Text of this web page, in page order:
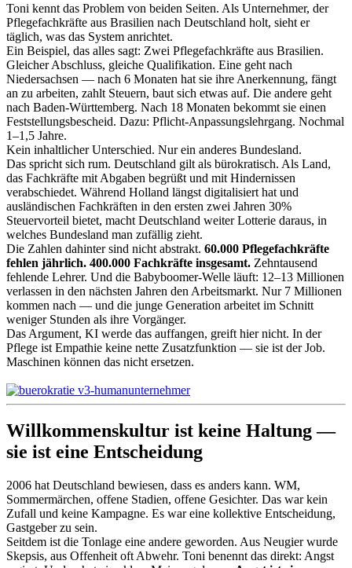
Toni kennt das Problem von beiden Seiten. Als Unternehmer, der
Pflegefachkräfte aus Brasilien nach Deutschland holt, sieht er
täglich, was das System anrichtet.
Ein Beispiel, das alles sagt: Zwei Pflegefachkräfte aus Brasilien.
Gleicher Abschluss, gleiche Qualifikation. Eine geht nach
Niedersachsen — nach 6 Monaten hat sie ihre Anerkennung, fängt
an zu arbeiten, zahlt Steuern, baut sich etwas auf. Die andere geht
nach Baden-Württemberg. Nach 18 Monaten bekommt sie einen
Feststellungsbescheid. Dazu: Pflicht-Anpassungslehrgang. Nochmal
1–1,5 Jahre.
Kein inhaltlicher Unterschied. Nur ein anderes Bundesland.
Das spricht sich rum. Deutschland gilt als bürokratisch. Als Land,
das Fachkräfte mit Abgaben begrüßt und mit Hindernissen
verabschiedet. Während Holland längst digitalisiert hat und
ausländischen Fachkräften in den ersten zwei Jahren 30%
Steuervorteil bietet, macht Deutschland weiter Lotterie daraus, in
welches Bundesland man zufällig zieht.
Die Zahlen dahinter sind nicht abstrakt. 60.000 Pflegefachkräfte
fehlen jährlich. 400.000 Fachkräfte insgesamt. Zehntausend
fehlende Lehrer. Und die Babyboomer-Welle läuft: 12–13 Millionen
verlassen in den nächsten Jahren den Arbeitsmarkt. Nur 7 Millionen
kommen nach — und die junge Generation arbeitet im Schnitt
weniger Stunden als ihre Vorgänger.
Das Argument, KI werde das auffangen, greift hier nicht. In der
Pflege ist Empathie keine nette Zusatzfunktion — sie ist der Job.
Maschinen können das nicht ersetzen.
Willkommenskultur ist keine Haltung —
sie ist eine Entscheidung
2006 hat Deutschland bewiesen, dass es anders kann. WM,
Sommermärchen, offene Stadien, offene Gesichter. Das war kein
Zufall und keine Kampagne. Es war eine kollektive Entscheidung,
Gastgeber zu sein.
Seitdem ist die Tonlage eine andere geworden. Aus Neugier wurde
Skepsis, aus Offenheit oft Abwehr. Toni benennt das direkt: Angst